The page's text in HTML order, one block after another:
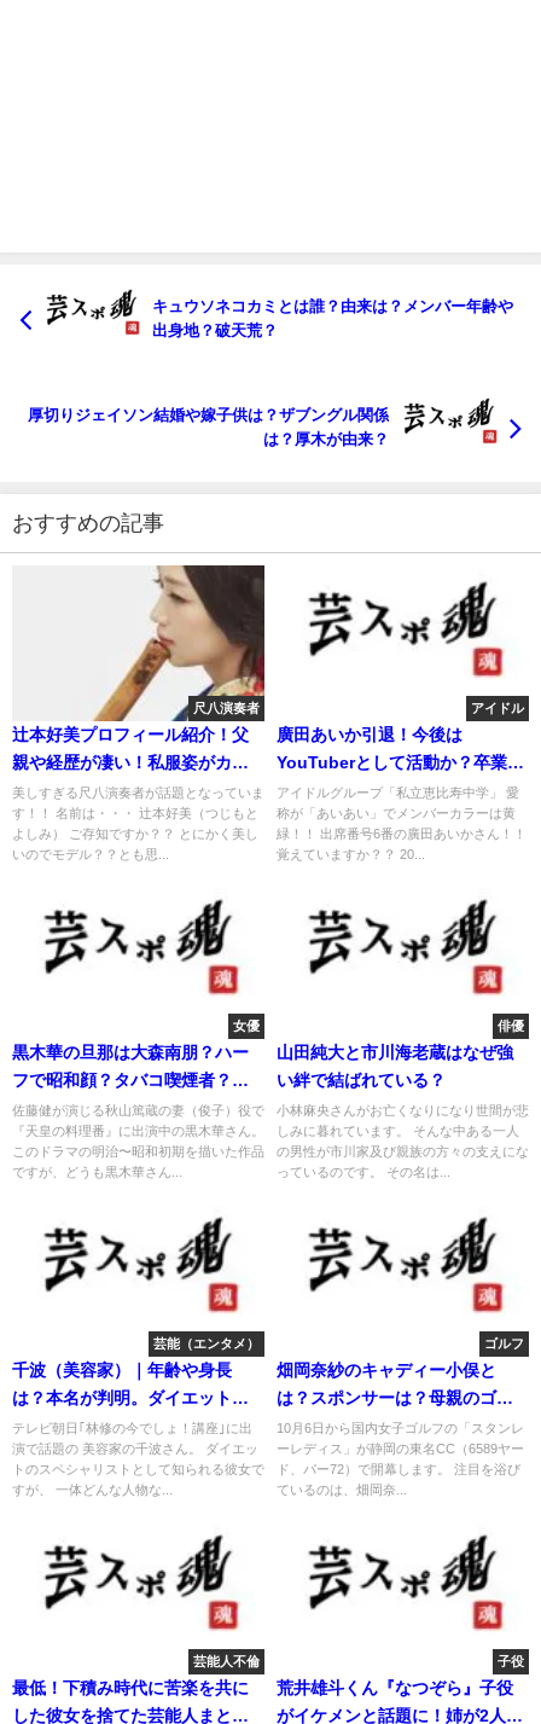
キュウソネコカミとは誰？由来は？メンバー年齢や
出身地？破天荒？
厚切りジェイソン結婚や嫁子供は？ザブングル関係
は？厚木が由来？
おすすめの記事
尺八演奏者
辻本好美プロフィール紹介！父
親や経歴が凄い！私服姿がカワ
イイ！
美しすぎる尺八演奏者が話題となっていま
す！！ 名前は・・・ 辻本好美（つじもと
よしみ） ご存知ですか？？ とにかく美し
いのでモデル？？とも思...
アイドル
廣田あいか引退！今後は
YouTuberとして活動か？卒業理
由は？
アイドルグループ「私立恵比寿中学」 愛
称が「あいあい」でメンバーカラーは黄
緑！！ 出席番号6番の廣田あいかさん！！
覚えていますか？？ 20...
女優
黒木華の旦那は大森南朋？ハー
フで昭和顔？タバコ喫煙者？カ
ップは？
佐藤健が演じる秋山篤蔵の妻（俊子）役で
『天皇の料理番』に出演中の黒木華さん。
このドラマの明治〜昭和初期を描いた作品
ですが、どうも黒木華さん...
俳優
山田純大と市川海老蔵はなぜ強
い絆で結ばれている？
小林麻央さんがお亡くなりになり世間が悲
しみに暮れています。 そんな中ある一人
の男性が市川家及び親族の方々の支えにな
っているのです。 その名は...
芸能（エンタメ）
千波（美容家）｜年齢や身長
は？本名が判明。ダイエット失
敗の過去
テレビ朝日｢林修の今でしょ！講座｣に出
演で話題の 美容家の千波さん。 ダイエッ
トのスペシャリストとして知られる彼女で
すが、 一体どんな人物な...
ゴルフ
畑岡奈紗のキャディー小俣と
は？スポンサーは？母親のゴル
フ場は？
10月6日から国内女子ゴルフの「スタンレ
ーレディス」が静岡の東名CC（6589ヤー
ド、パー72）で開幕します。 注目を浴び
ているのは、畑岡奈...
芸能人不倫
最低！下積み時代に苦楽を共に
した彼女を捨てた芸能人まと
子役
荒井雄斗くん『なつぞら』子役
がイケメンと話題に！姉が2人い